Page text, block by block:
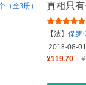
真相只
【法】 保罗
2018-08-01
¥119.70